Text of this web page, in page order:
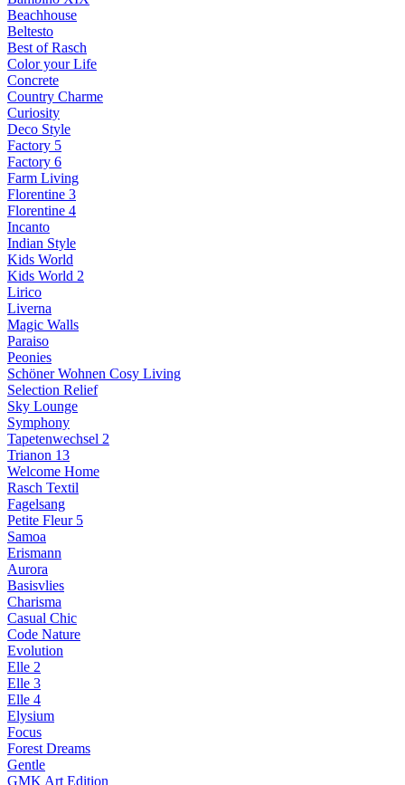
Beachhouse
Beltesto
Best of Rasch
Color your Life
Concrete
Country Charme
Curiosity
Deco Style
Factory 5
Factory 6
Farm Living
Florentine 3
Florentine 4
Incanto
Indian Style
Kids World
Kids World 2
Lirico
Liverna
Magic Walls
Paraiso
Peonies
Schöner Wohnen Cosy Living
Selection Relief
Sky Lounge
Symphony
Tapetenwechsel 2
Trianon 13
Welcome Home
Rasch Textil
Fagelsang
Petite Fleur 5
Samoa
Erismann
Aurora
Basisvlies
Charisma
Casual Chic
Code Nature
Evolution
Elle 2
Elle 3
Elle 4
Elysium
Focus
Forest Dreams
Gentle
GMK Art Edition